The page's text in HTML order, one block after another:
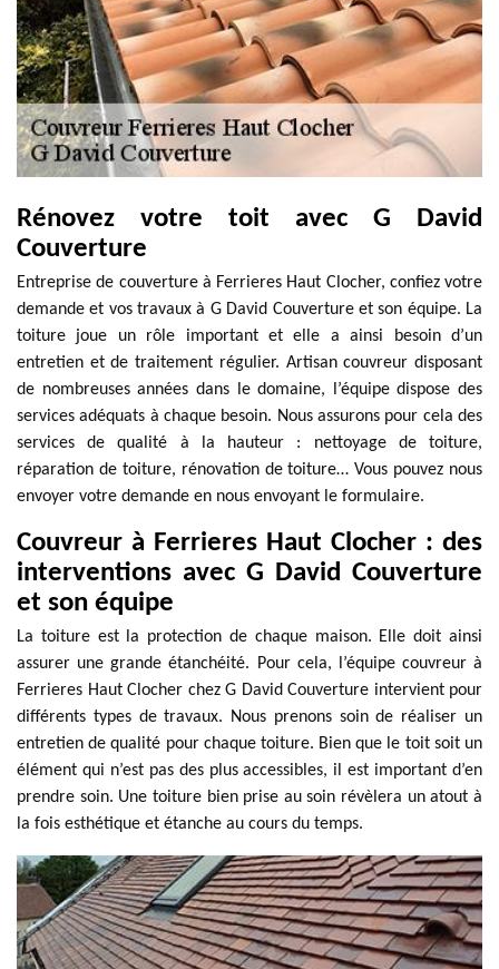
Rénovez votre toit avec G David
Couverture
Entreprise de couverture à Ferrieres Haut Clocher, confiez votre
demande et vos travaux à G David Couverture et son équipe. La
toiture joue un rôle important et elle a ainsi besoin d’un
entretien et de traitement régulier. Artisan couvreur disposant
de nombreuses années dans le domaine, l’équipe dispose des
services adéquats à chaque besoin. Nous assurons pour cela des
services de qualité à la hauteur : nettoyage de toiture,
réparation de toiture, rénovation de toiture… Vous pouvez nous
envoyer votre demande en nous envoyant le formulaire.
Couvreur à Ferrieres Haut Clocher : des
interventions avec G David Couverture
et son équipe
La toiture est la protection de chaque maison. Elle doit ainsi
assurer une grande étanchéité. Pour cela, l’équipe couvreur à
Ferrieres Haut Clocher chez G David Couverture intervient pour
différents types de travaux. Nous prenons soin de réaliser un
entretien de qualité pour chaque toiture. Bien que le toit soit un
élément qui n’est pas des plus accessibles, il est important d’en
prendre soin. Une toiture bien prise au soin révèlera un atout à
la fois esthétique et étanche au cours du temps.